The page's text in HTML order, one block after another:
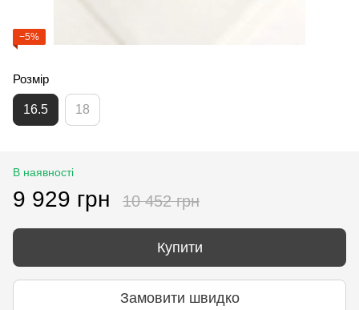
−5%
Розмір
16.5 18
В наявності
9 929 грн 10 452 грн
Купити
Замовити швидко